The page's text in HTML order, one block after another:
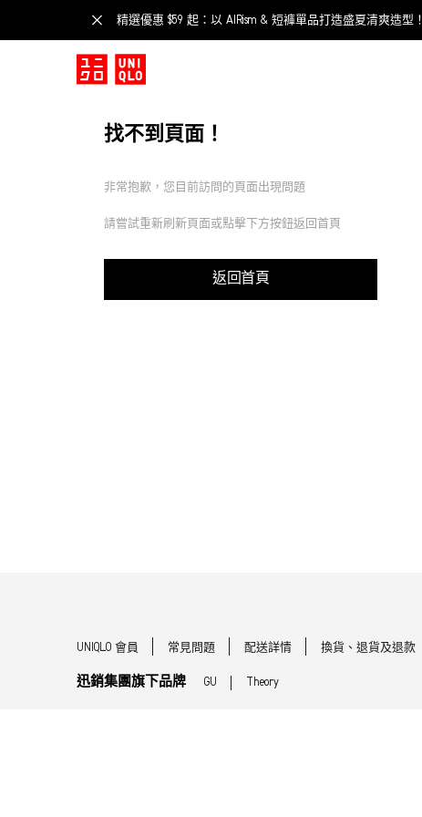
精選優惠 $59 起：以 AIRism & 短褲單品打造盛夏清爽造型！
找不到頁面！
非常抱歉，您目前訪問的頁面出現問題
請嘗試重新刷新頁面或點擊下方按鈕返回首頁
返回首頁
UNIQLO 會員 常見問題 配送詳情 換貨、退貨及退款
迅銷集團旗下品牌 GU Theory